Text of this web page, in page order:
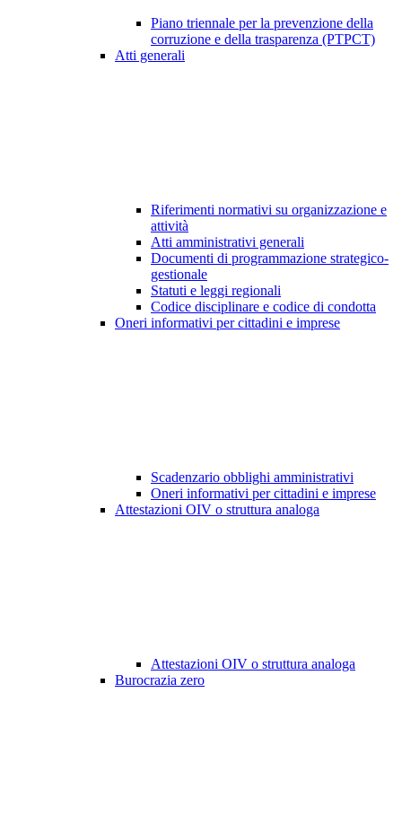
Piano triennale per la prevenzione della
corruzione e della trasparenza (PTPCT)
Atti generali
Riferimenti normativi su organizzazione e
attività
Atti amministrativi generali
Documenti di programmazione strategico-
gestionale
Statuti e leggi regionali
Codice disciplinare e codice di condotta
Oneri informativi per cittadini e imprese
Scadenzario obblighi amministrativi
Oneri informativi per cittadini e imprese
Attestazioni OIV o struttura analoga
Attestazioni OIV o struttura analoga
Burocrazia zero